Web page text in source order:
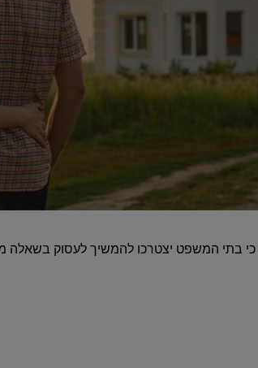
כי בתי המשפט יצטרכו להמשיך לעסוק בשאלה